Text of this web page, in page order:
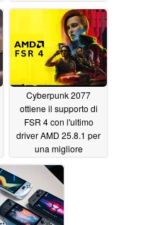
nelle attività quotidiane
06/12/2026
Cyberpunk 2077
ottiene il supporto di
FSR 4 con l'ultimo
driver AMD 25.8.1 per
una migliore
non senza difetti
08/06/2025